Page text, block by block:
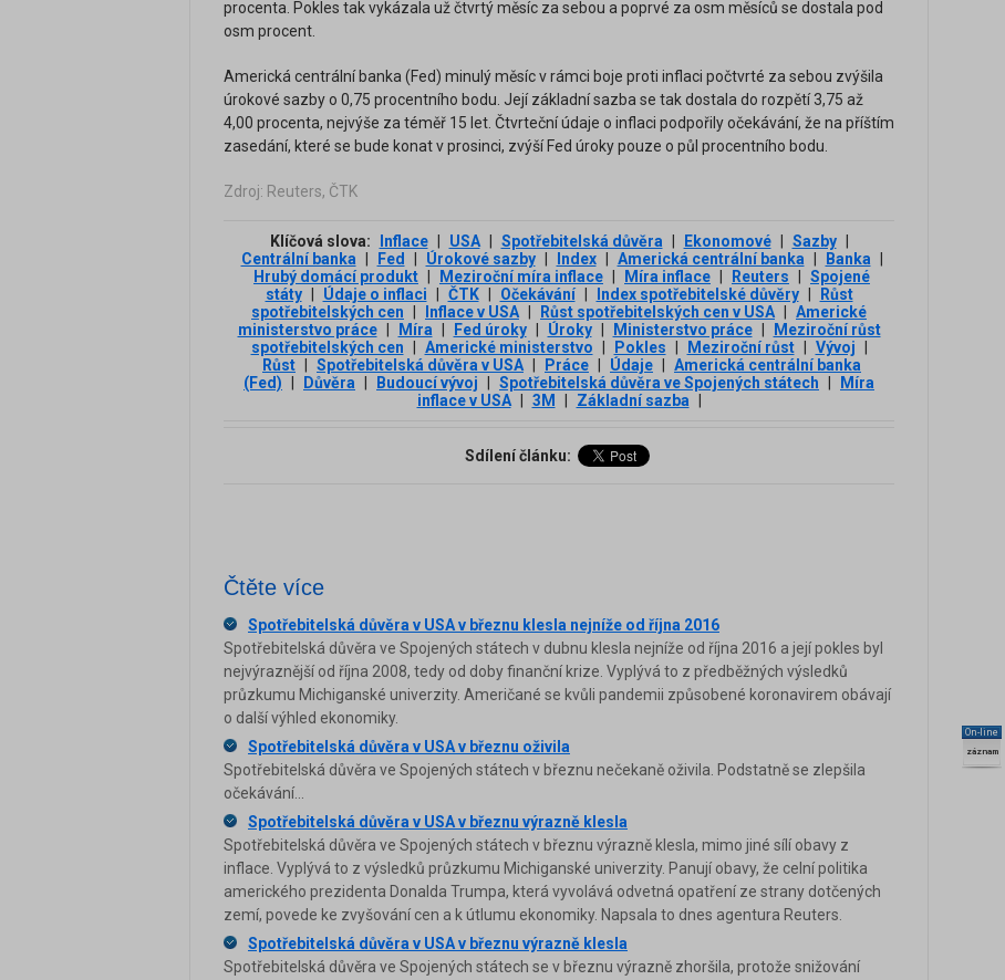
procenta. Pokles tak vykázala už čtvrtý měsíc za sebou a poprvé za osm měsíců se dostala pod
osm procent.
Americká centrální banka (Fed) minulý měsíc v rámci boje proti inflaci počtvrté za sebou zvýšila
úrokové sazby o 0,75 procentního bodu. Její základní sazba se tak dostala do rozpětí 3,75 až
4,00 procenta, nejvýše za téměř 15 let. Čtvrteční údaje o inflaci podpořily očekávání, že na příštím
zasedání, které se bude konat v prosinci, zvýší Fed úroky pouze o půl procentního bodu.
Zdroj: Reuters, ČTK
Klíčová slova: Inflace USA Spotřebitelská důvěra Ekonomové Sazby
Centrální banka
Fed Úrokové sazby Index Americká centrální banka Banka
Hrubý domácí produkt
Meziroční míra inflace Míra inflace Reuters
Spojené
státy
Údaje o inflaci ČTK Očekávání Index spotřebitelské důvěry
Růst
spotřebitelských cen
Inflace v USA Růst spotřebitelských cen v USA
Americké
ministerstvo práce
Míra Fed úroky Úroky Ministerstvo práce
Meziroční růst
spotřebitelských cen
Americké ministerstvo Pokles Meziroční růst Vývoj
Růst
Spotřebitelská důvěra v USA Práce Údaje
Americká centrální banka
(Fed)
Důvěra Budoucí vývoj Spotřebitelská důvěra ve Spojených státech
Míra
inflace v USA
3М Základní sazba
Sdílení článku:
Čtěte více
Spotřebitelská důvěra v USA v březnu klesla nejníže od října 2016
Spotřebitelská důvěra ve Spojených státech v dubnu klesla nejníže od října 2016 a její pokles byl
nejvýraznější od října 2008, tedy od doby finanční krize. Vyplývá to z předběžných výsledků
průzkumu Michiganské univerzity. Američané se kvůli pandemii způsobené koronavirem obávají
o další výhled ekonomiky.
Spotřebitelská důvěra v USA v březnu oživila
Spotřebitelská důvěra ve Spojených státech v březnu nečekaně oživila. Podstatně se zlepšila
očekávání...
Spotřebitelská důvěra v USA v březnu výrazně klesla
Spotřebitelská důvěra ve Spojených státech v březnu výrazně klesla, mimo jiné sílí obavy z
inflace. Vyplývá to z výsledků průzkumu Michiganské univerzity. Panují obavy, že celní politika
amerického prezidenta Donalda Trumpa, která vyvolává odvetná opatření ze strany dotčených
zemí, povede ke zvyšování cen a k útlumu ekonomiky. Napsala to dnes agentura Reuters.
Spotřebitelská důvěra v USA v březnu výrazně klesla
Spotřebitelská důvěra ve Spojených státech se v březnu výrazně zhoršila, protože snižování
On-line
záznam